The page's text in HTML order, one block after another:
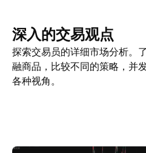
深入的交易观点
探索交易员的详细市场分析。
融商品，比较不同的策略，并
各种视角。